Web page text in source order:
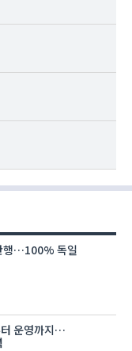
행…100% 독일
터 운영까지…